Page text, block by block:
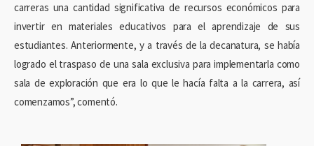
carreras una cantidad significativa de recursos económicos para
invertir en materiales educativos para el aprendizaje de sus
estudiantes. Anteriormente, y a través de la decanatura, se había
logrado el traspaso de una sala exclusiva para implementarla como
sala de exploración que era lo que le hacía falta a la carrera, así
comenzamos”, comentó.